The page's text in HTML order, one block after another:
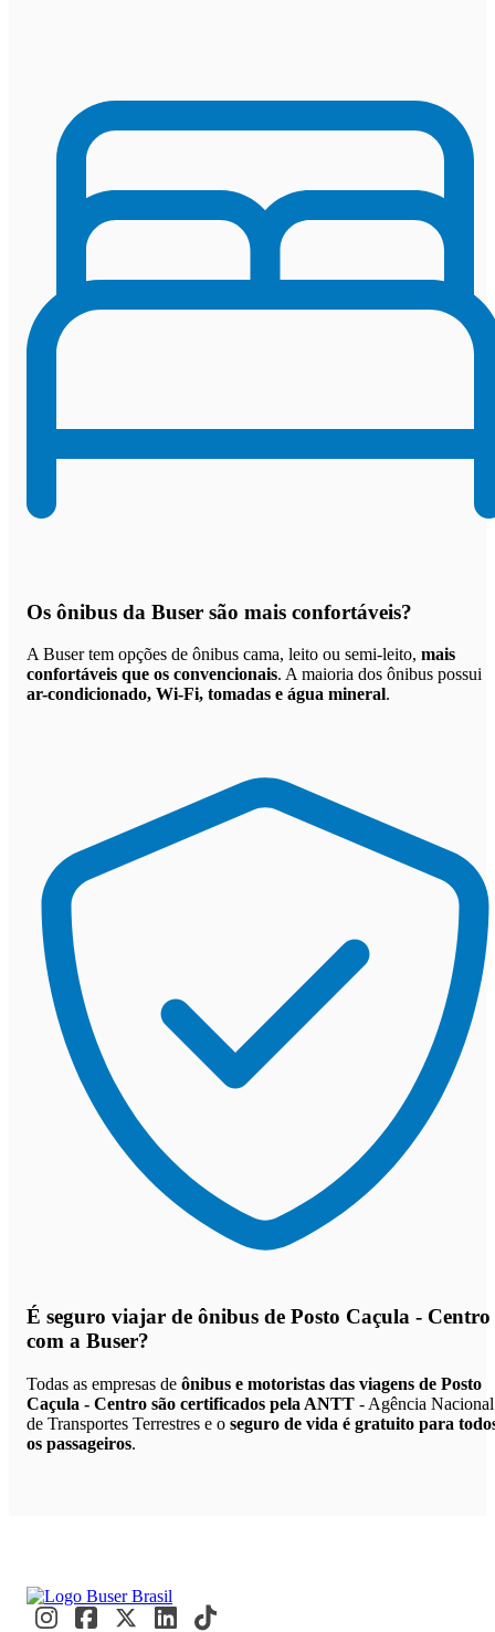
Os ônibus da Buser são mais confortáveis?
A Buser tem opções de ônibus cama, leito ou semi-leito, mais
confortáveis que os convencionais. A maioria dos ônibus possui
ar-condicionado, Wi-Fi, tomadas e água mineral.
É seguro viajar de ônibus de Posto Caçula - Centro
com a Buser?
Todas as empresas de ônibus e motoristas das viagens de Posto
Caçula - Centro são certificados pela ANTT - Agência Nacional
de Transportes Terrestres e o seguro de vida é gratuito para
os passageiros.